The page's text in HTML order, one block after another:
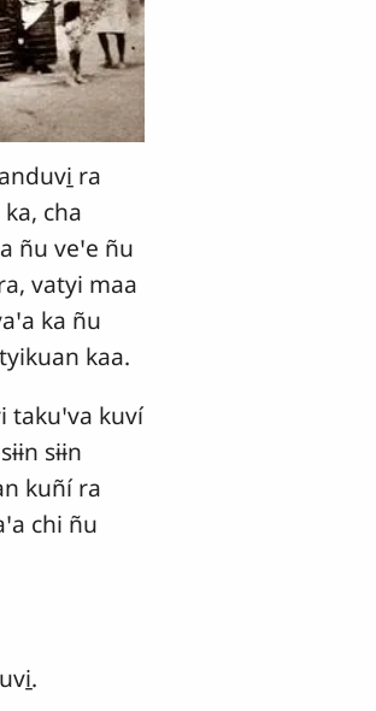
ra
cha
ñu veꞌe ñu
ra, vatyi maa
ka ñu
kaa.
takuꞌva kuví
sɨɨn
kuñí ra
chi ñu